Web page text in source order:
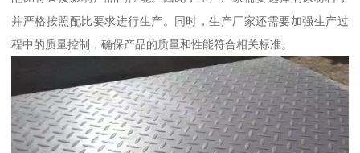
并严格按照配比要求进行生产。同时，生产厂家还需要加强生产过
程中的质量控制，确保产品的质量和性能符合相关标准。